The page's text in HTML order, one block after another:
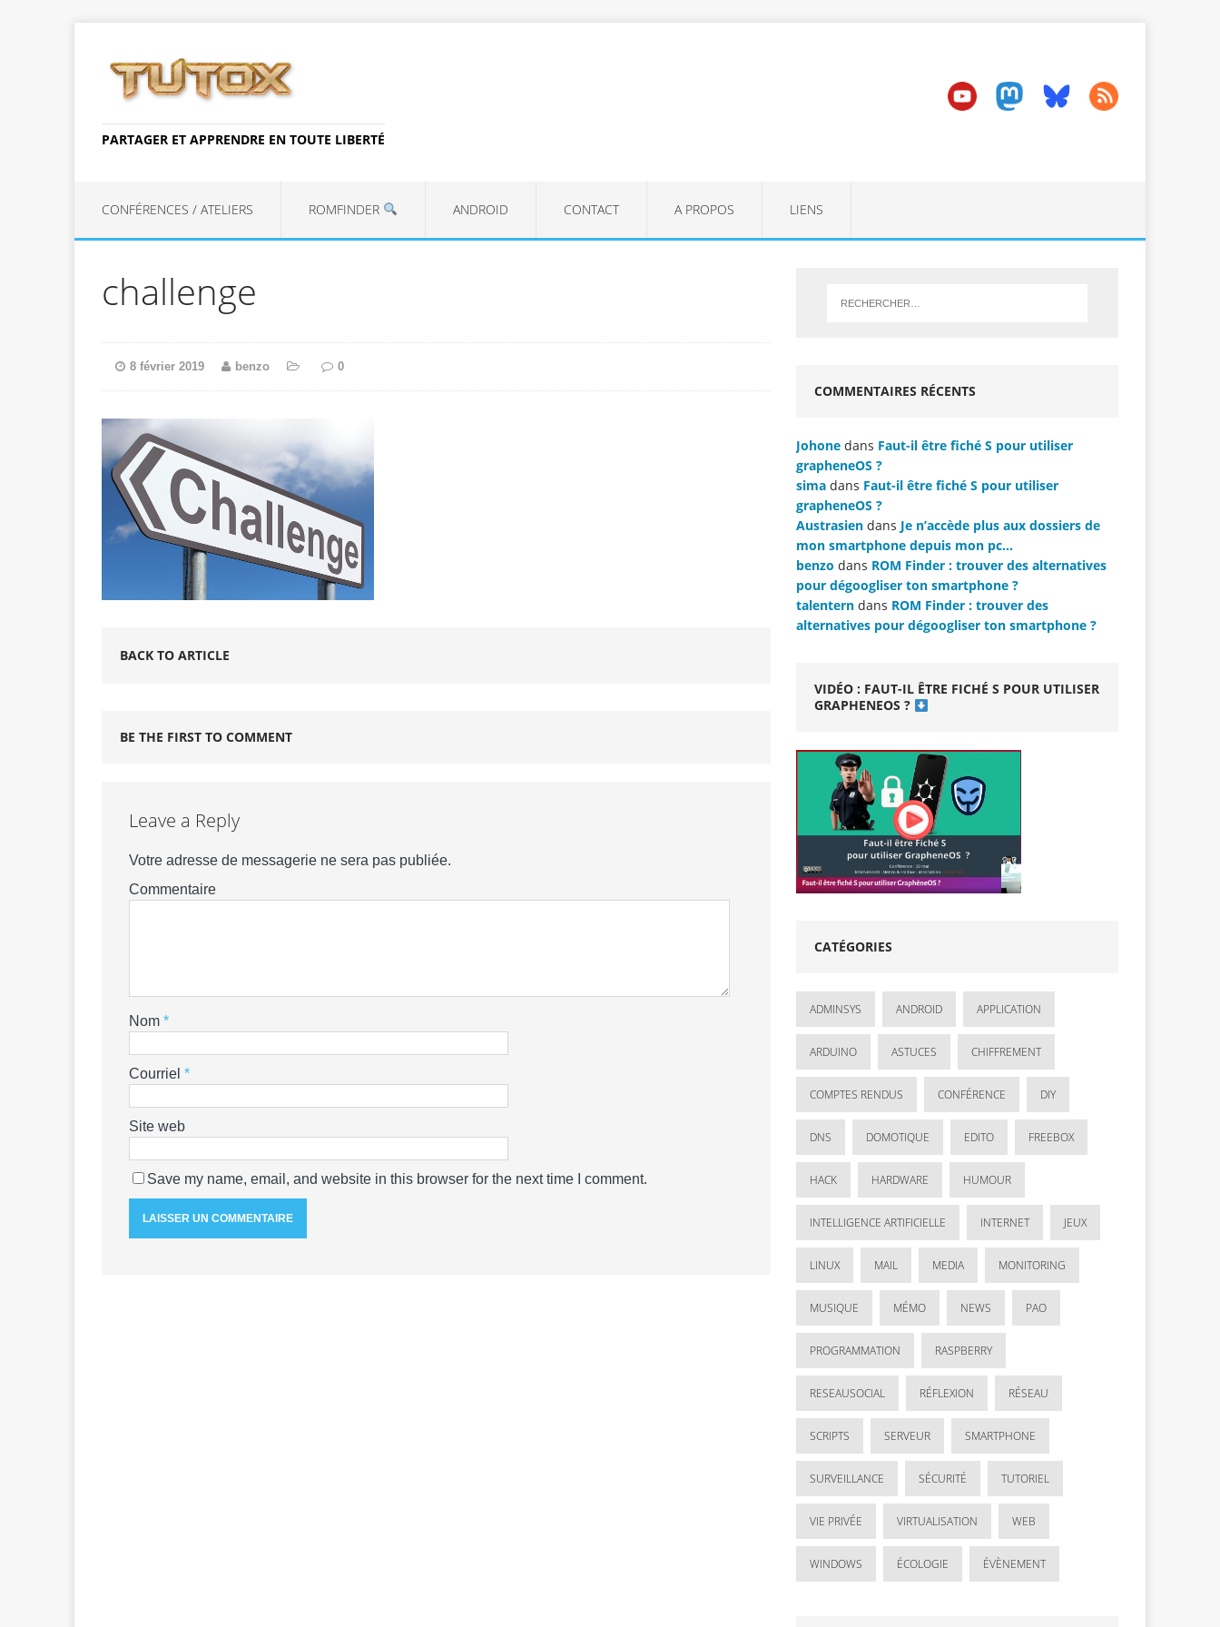
PARTAGER ET APPRENDRE EN TOUTE LIBERTÉ
CONFÉRENCES / ATELIERS ROMFINDER ANDROID CONTACT A PROPOS LIENS
challenge
8 février 2019 benzo 0
BACK TO ARTICLE
BE THE FIRST TO COMMENT
Leave a Reply
Votre adresse de messagerie ne sera pas publiée.
Commentaire
Nom *
Courriel *
Site web
Save my name, email, and website in this browser for the next time I comment.
COMMENTAIRES RÉCENTS
Johone dans Faut-il être fiché S pour utiliser
grapheneOS ?
sima dans Faut-il être fiché S pour utiliser
grapheneOS ?
Austrasien dans Je n’accède plus aux dossiers de
mon smartphone depuis mon pc…
benzo dans ROM Finder : trouver des alternatives
pour dégoogliser ton smartphone ?
talentern dans ROM Finder : trouver des
alternatives pour dégoogliser ton smartphone ?
VIDÉO : FAUT-IL ÊTRE FICHÉ S POUR UTILISER
GRAPHENEOS ?
CATÉGORIES
ADMINSYS ANDROID APPLICATION
ARDUINO ASTUCES CHIFFREMENT
COMPTES RENDUS CONFÉRENCE DIY
DNS DOMOTIQUE EDITO FREEBOX
HACK HARDWARE HUMOUR
INTELLIGENCE ARTIFICIELLE INTERNET JEUX
LINUX MAIL MEDIA MONITORING
MUSIQUE MÉMO NEWS PAO
PROGRAMMATION RASPBERRY
RESEAUSOCIAL RÉFLEXION RÉSEAU
SCRIPTS SERVEUR SMARTPHONE
SURVEILLANCE SÉCURITÉ TUTORIEL
VIE PRIVÉE VIRTUALISATION WEB
WINDOWS ÉCOLOGIE ÉVÈNEMENT